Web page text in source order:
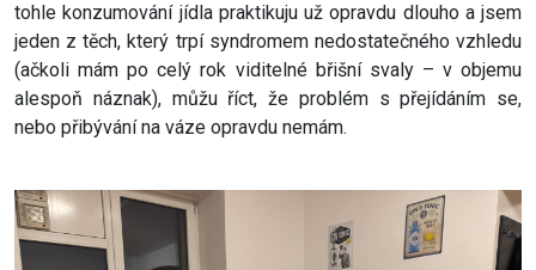
tohle konzumování jídla praktikuju už opravdu dlouho a jsem
jeden z těch, který trpí syndromem nedostatečného vzhledu
(ačkoli mám po celý rok viditelné břišní svaly – v objemu
alespoň náznak), můžu říct, že problém s přejídáním se,
nebo přibývání na váze opravdu nemám.